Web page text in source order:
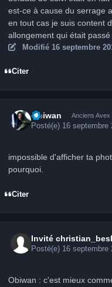
est-ce à cause du serrage
en tout cas je suis content
allongement qui était
Modifié 16 septembre
Citer
Obiwan Anciens Avex
Posté(e) 16 septembre
impossible d'afficher ta
pourquoi.
Citer
Invité
Posté(e) 16 septembre
Obiwan : c'est mieux